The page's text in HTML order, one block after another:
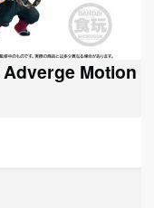
Motion